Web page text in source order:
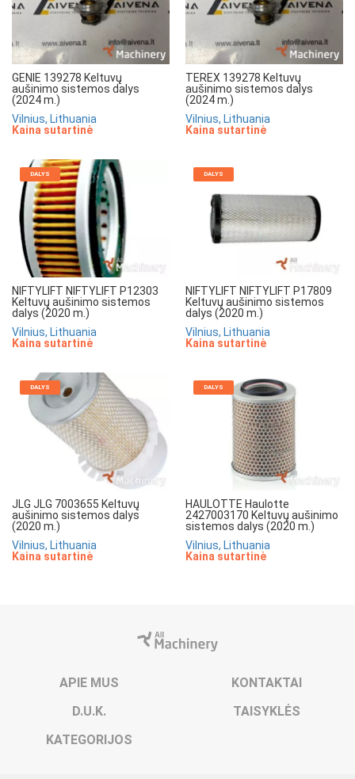
GENIE 139278 Keltuvų
aušinimo sistemos dalys
(2024 m.)
Vilnius, Lithuania
Kaina sutartinė
TEREX 139278 Keltuvų
aušinimo sistemos dalys
(2024 m.)
Vilnius, Lithuania
Kaina sutartinė
DALYS
NIFTYLIFT NIFTYLIFT P12303
Keltuvų aušinimo sistemos
dalys (2020 m.)
Vilnius, Lithuania
Kaina sutartinė
DALYS
NIFTYLIFT NIFTYLIFT P17809
Keltuvų aušinimo sistemos
dalys (2020 m.)
Vilnius, Lithuania
Kaina sutartinė
DALYS
JLG JLG 7003655 Keltuvų
aušinimo sistemos dalys
(2020 m.)
Vilnius, Lithuania
Kaina sutartinė
DALYS
HAULOTTE Haulotte
2427003170 Keltuvų aušinimo
sistemos dalys (2020 m.)
Vilnius, Lithuania
Kaina sutartinė
APIE MUS
KONTAKTAI
D.U.K.
TAISYKLĖS
KATEGORIJOS